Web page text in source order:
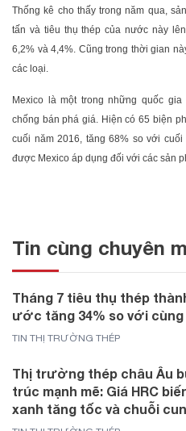
Thống kê cho thấy trong năm qua,
tấn và tiêu thụ thép của nước này
6,2% và 4,4%. Cũng trong thời gian
các loại.
Mexico là một trong những quốc
chống bán phá giá. Hiện có 65 biện
cuối năm 2016, tăng 68% so với
được Mexico áp dụng đối với các sản
Tin cùng chuyên
Tháng 7 tiêu thụ thép
ước tăng 34% so với cùng
TIN THỊ TRƯỜNG THÉP
Thị trường thép châu Âu
trúc mạnh mẽ: Giá HRC
xanh tăng tốc và chuỗi